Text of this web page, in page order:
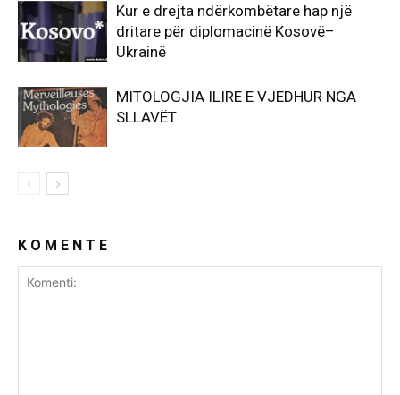
Kur e drejta ndërkombëtare hap një
dritare për diplomacinë Kosovë–
Ukrainë
MITOLOGJIA ILIRE E VJEDHUR NGA
SLLAVËT
K O M E N T E